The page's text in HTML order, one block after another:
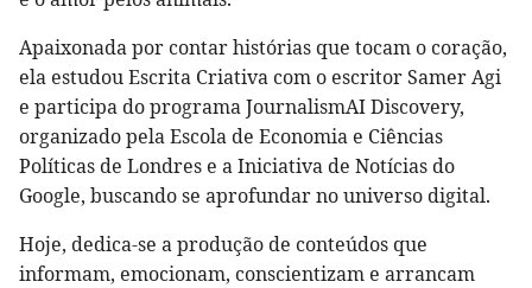
Apaixonada por contar histórias que tocam o coração,
ela estudou Escrita Criativa com o escritor Samer Agi
e participa do programa JournalismAI Discovery,
organizado pela Escola de Economia e Ciências
Políticas de Londres e a Iniciativa de Notícias do
Google, buscando se aprofundar no universo digital.
Hoje, dedica-se a produção de conteúdos que
informam, emocionam, conscientizam e arrancam